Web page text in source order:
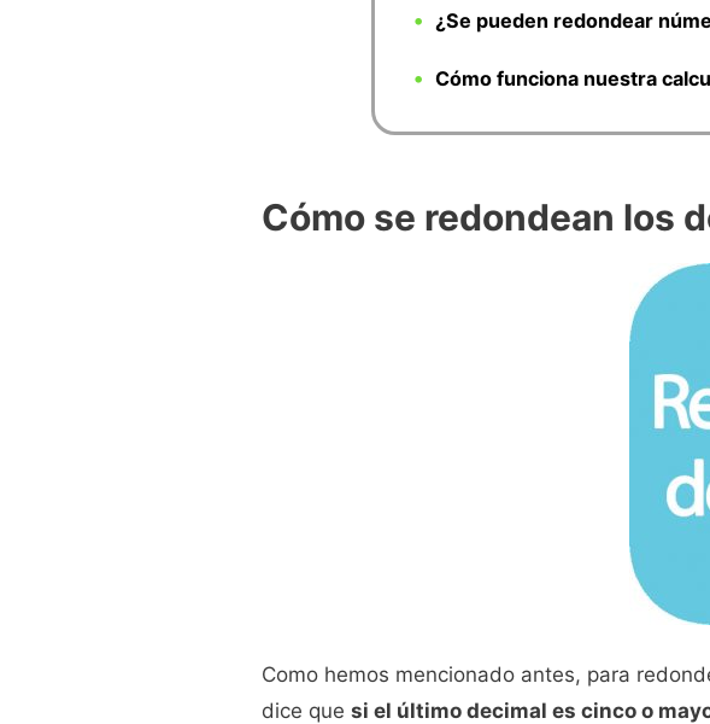
¿Se pueden redondear
Cómo funciona nuestra
Cómo se redondean los
Como hemos mencionado antes, para
dice que si el último decimal es cinco o